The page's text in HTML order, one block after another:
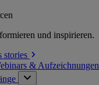
und inspirieren.
stories
& Aufzeichnungen